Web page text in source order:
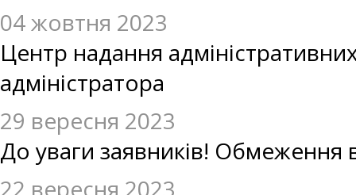
04 жовтня 2023
Центр надання
адміністратора
29 вересня 2023
До уваги заявників! Обмеження
22 вересня 2023